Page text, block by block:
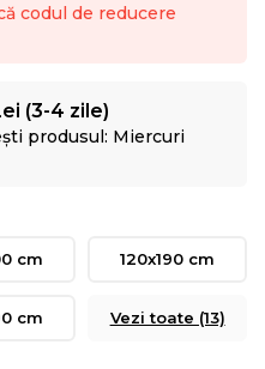
codul de reducere
(3-4 zile)
produsul: Miercuri
cm 120x190 cm
cm Vezi toate (13)